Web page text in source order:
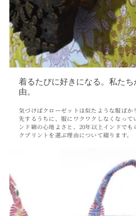
着るたびに好きになる。私た
由。
気づけばクローゼットは似たような服ば
先するうちに、服にワクワクしなくなって
ンド綿の心地よさと、20年以上インドで
クプリントを選ぶ理由について綴ります。